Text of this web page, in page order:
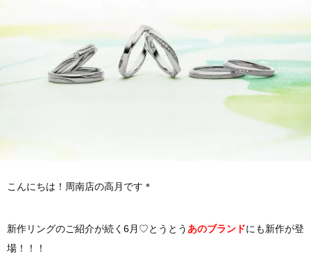
こんにちは！周南店の高月です＊
新作リングのご紹介が続く6月♡とうとう あのブランドにも新作が登
場！！！